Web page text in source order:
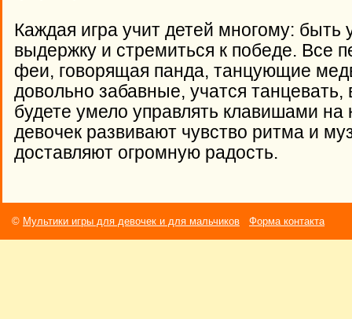
Каждая игра учит детей многому: быть
выдержку и стремиться к победе.
феи, говорящая панда, танцующие
довольно забавные, учатся
будете умело управлять клавишами
девочек развивают чувство ритма и
доставляют огромную радость.
© Мультики игры для девочек и для мальчиков Форма контакта